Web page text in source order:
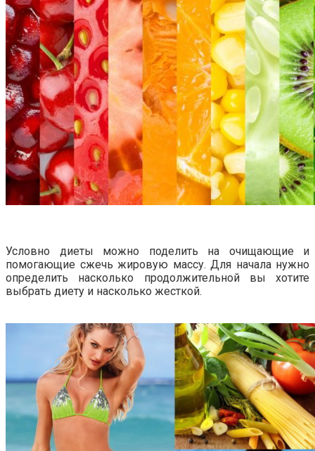
Условно диеты можно поделить на очищающие и
помогающие сжечь жировую массу. Для начала нужно
определить насколько продолжительной вы хотите
выбрать диету и насколько жесткой.